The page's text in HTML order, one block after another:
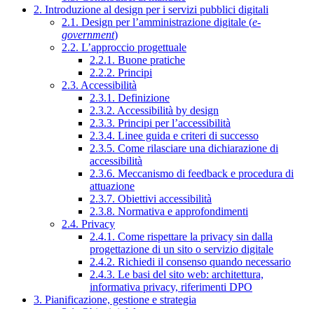
2. Introduzione al design per i servizi pubblici digitali
2.1. Design per l’amministrazione digitale (e-
government)
2.2. L’approccio progettuale
2.2.1. Buone pratiche
2.2.2. Principi
2.3. Accessibilità
2.3.1. Definizione
2.3.2. Accessibilità by design
2.3.3. Principi per l’accessibilità
2.3.4. Linee guida e criteri di successo
2.3.5. Come rilasciare una dichiarazione di
accessibilità
2.3.6. Meccanismo di feedback e procedura di
attuazione
2.3.7. Obiettivi accessibilità
2.3.8. Normativa e approfondimenti
2.4. Privacy
2.4.1. Come rispettare la privacy sin dalla
progettazione di un sito o servizio digitale
2.4.2. Richiedi il consenso quando necessario
2.4.3. Le basi del sito web: architettura,
informativa privacy, riferimenti DPO
3. Pianificazione, gestione e strategia